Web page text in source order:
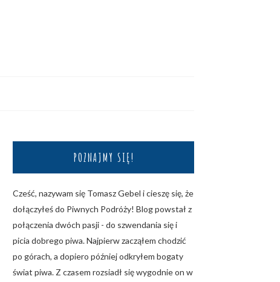
POZNAJMY SIĘ!
Cześć, nazywam się Tomasz Gebel i cieszę się, że
dołączyłeś do Piwnych Podróży! Blog powstał z
połączenia dwóch pasji - do szwendania się i
picia dobrego piwa. Najpierw zacząłem chodzić
po górach, a dopiero później odkryłem bogaty
świat piwa. Z czasem rozsiadł się wygodnie on w